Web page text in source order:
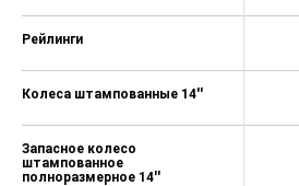
Рейлинги
Колеса штампованные 14''
Запасное колесо
штампованное
полноразмерное 14''